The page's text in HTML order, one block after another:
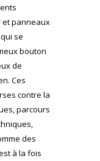
et panneaux
se
bouton
de
Ces
contre la
parcours
des
à la fois